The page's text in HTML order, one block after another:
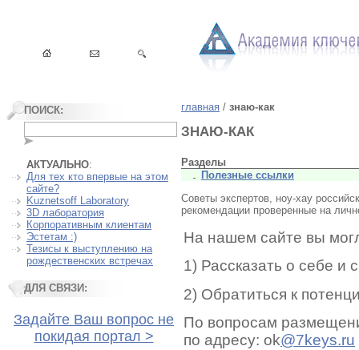
ПОИСК:
АКТУАЛЬНО:
Для тех кто впервые на этом
сайте?
Kuznetsoff Laboratory
3D лаборатория
Корпоративным клиентам
Эстетам :)
Тезисы к выступлению на
рождественских встречах
ДЛЯ СВЯЗИ:
Задайте Ваш вопрос не
покидая портал >
главная / знаю-как
ЗНАЮ-КАК
Разделы
Полезные ссылки
Советы экспертов, ноу-хау
рекомендации проверенные на
На нашем сайте вы
1) Рассказать о себе и
2) Обратиться к
По вопросам
по адресу: ok@7keys.ru